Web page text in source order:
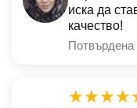
иска да
качество!
Потвърдена